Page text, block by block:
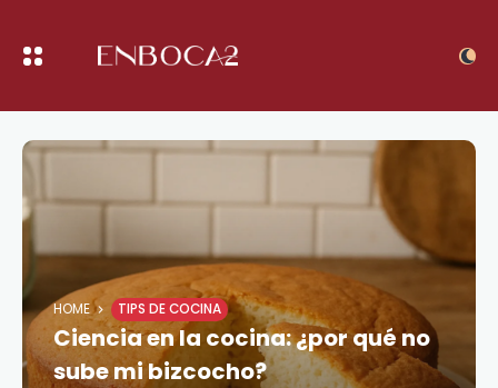
HOME TIPS DE COCINA
Ciencia en la cocina: ¿por qué no
sube mi bizcocho?